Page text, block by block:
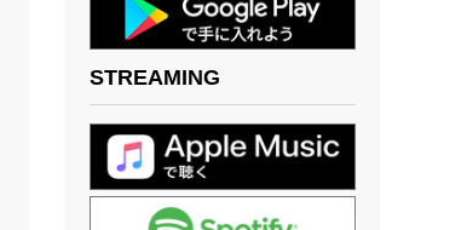
STREAMING